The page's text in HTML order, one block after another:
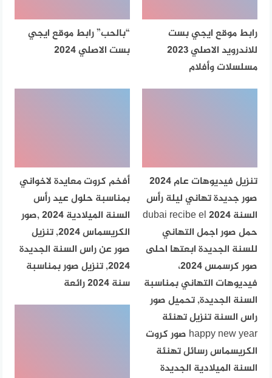
رابط موقع ايجي بست
للاندرويد الاصلي 2023
مسلسلات وأفلام
“بالحب” رابط موقع ايجي
بست الاصلي 2024
تنزيل فيديوهات عام 2024
صور جديدة تهاني ليلة رأس
السنة dubai recibe el 2024
حمل صور اجمل التهاني
للسنة الجديدة ابعتها احلى
صور كرسمس 2024،
فيديوهات التهاني بمناسبة
السنة الجديدة, تحميل صور
راس السنة تنزيل تهنئة
happy new year صور كروت
الكريسماس رسائل تهنئة
السنة الميلادية الجديدة
أفخم كروت معايدة لاخواني
بمناسبة حلول عيد رأس
السنة الميلادية 2024 ,صور
الكريسماس 2024, تنزيل
صور عن راس السنة الجديدة
2024, تنزيل صور بمناسبة
سنة 2024 رائعة